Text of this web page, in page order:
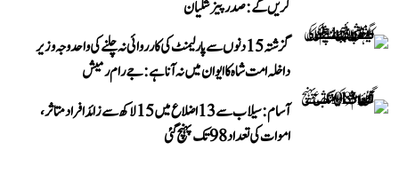
کریں گے: صدر پیزشکیان
گزشتہ 15 دنوں سے پارلیمنٹ کی کارروائی نہ چلنے کی واحد وجہ وزیر
داخلہ امت شاہ کا ایوان میں نہ آنا ہے: جے رام رمیش
آسام: سیلاب سے 13 اضلاع میں 15 لاکھ سے زائد افراد متاثر،
اموات کی تعداد 98 تک پہنچ گئی